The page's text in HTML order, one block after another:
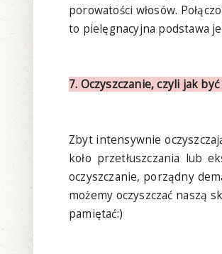
porowatości włosów.
to pielęgnacyjna podstawa
7. Oczyszczanie, czyli jak
Zbyt intensywnie
koło przetłuszczania lub
oczyszczanie, porządny
możemy oczyszczać naszą
pamiętać:)